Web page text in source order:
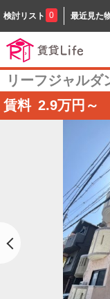
検討リスト 0 最近見た
リーフジャルダ
賃料 2.9万円～